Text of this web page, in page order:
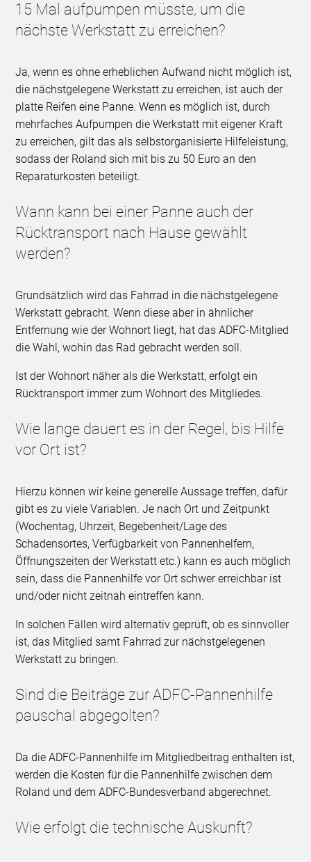
15 Mal aufpumpen müsste, um die
nächste Werkstatt zu erreichen?
Ja, wenn es ohne erheblichen Aufwand nicht möglich ist,
die nächstgelegene Werkstatt zu erreichen, ist auch der
platte Reifen eine Panne. Wenn es möglich ist, durch
mehrfaches Aufpumpen die Werkstatt mit eigener Kraft
zu erreichen, gilt das als selbstorganisierte Hilfeleistung,
sodass der Roland sich mit bis zu 50 Euro an den
Reparaturkosten beteiligt.
Wann kann bei einer Panne auch der
Rücktransport nach Hause gewählt
werden?
Grundsätzlich wird das Fahrrad in die nächstgelegene
Werkstatt gebracht. Wenn diese aber in ähnlicher
Entfernung wie der Wohnort liegt, hat das ADFC-Mitglied
die Wahl, wohin das Rad gebracht werden soll.
Ist der Wohnort näher als die Werkstatt, erfolgt ein
Rücktransport immer zum Wohnort des Mitgliedes.
Wie lange dauert es in der Regel, bis Hilfe
vor Ort ist?
Hierzu können wir keine generelle Aussage treffen, dafür
gibt es zu viele Variablen. Je nach Ort und Zeitpunkt
(Wochentag, Uhrzeit, Begebenheit/Lage des
Schadensortes, Verfügbarkeit von Pannenhelfern,
Öffnungszeiten der Werkstatt etc.) kann es auch möglich
sein, dass die Pannenhilfe vor Ort schwer erreichbar ist
und/oder nicht zeitnah eintreffen kann.
In solchen Fällen wird alternativ geprüft, ob es sinnvoller
ist, das Mitglied samt Fahrrad zur nächstgelegenen
Werkstatt zu bringen.
Sind die Beiträge zur ADFC-Pannenhilfe
pauschal abgegolten?
Da die ADFC-Pannenhilfe im Mitgliedbeitrag enthalten ist,
werden die Kosten für die Pannenhilfe zwischen dem
Roland und dem ADFC-Bundesverband abgerechnet.
Wie erfolgt die technische Auskunft?